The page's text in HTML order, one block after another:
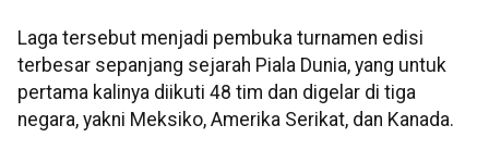
Laga tersebut menjadi pembuka turnamen edisi
terbesar sepanjang sejarah Piala Dunia, yang untuk
pertama kalinya diikuti 48 tim dan digelar di tiga
negara, yakni Meksiko, Amerika Serikat, dan Kanada.